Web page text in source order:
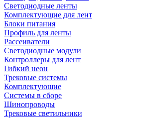
Светодиодные ленты
Комплектующие для лент
Блоки питания
Профиль для ленты
Рассеиватели
Светодиодные модули
Контроллеры для лент
Гибкий неон
Трековые системы
Комплектующие
Системы в сборе
Шинопроводы
Трековые светильники